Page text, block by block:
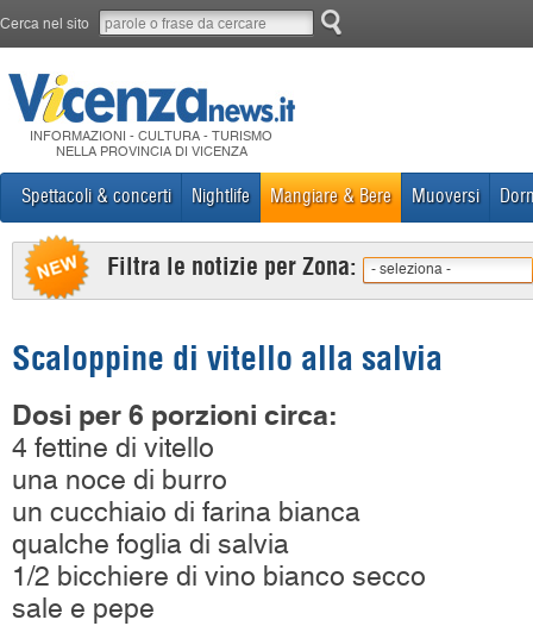
Cerca nel sito
INFORMAZIONI - CULTURA - TURISMO
NELLA PROVINCIA DI VICENZA
Spettacoli & concerti Nightlife Mangiare & Bere Muoversi
Filtra le notizie per Zona: - seleziona -
Scaloppine di vitello alla salvia
Dosi per 6 porzioni circa:
4 fettine di vitello
una noce di burro
un cucchiaio di farina bianca
qualche foglia di salvia
1/2 bicchiere di vino bianco secco
sale e pepe